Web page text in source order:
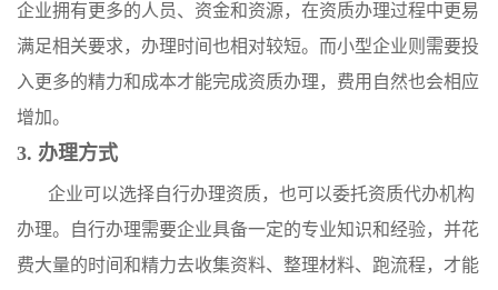
企业拥有更多的人员、资金和资源，在资质办理过程中更易
满足相关要求，办理时间也相对较短。而小型企业则需要投
入更多的精力和成本才能完成资质办理，费用自然也会相应
增加。
3. 办理方式
企业可以选择自行办理资质，也可以委托资质代办机构
办理。自行办理需要企业具备一定的专业知识和经验，并花
费大量的时间和精力去收集资料、整理材料、跑流程，才能